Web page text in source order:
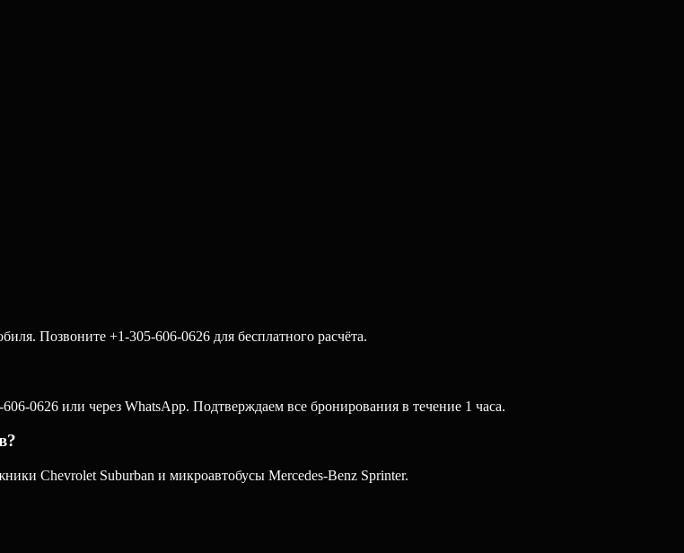
Позвоните +1-305-606-0626 для бесплатного расчёта.
0626 или через WhatsApp. Подтверждаем все бронирования в течение 1 часа.
Chevrolet Suburban и микроавтобусы Mercedes-Benz Sprinter.